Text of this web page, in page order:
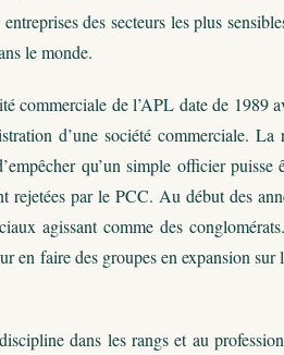
des secteurs les plus
le monde.
commerciale de l’APL date de 1989
d’une société commerciale.
qu’un simple officier
rejetées par le PCC. Au début des
agissant comme des
en faire des groupes en expansion
dans les rangs et au